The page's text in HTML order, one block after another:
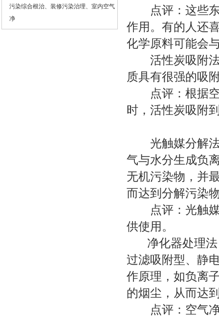
污染综合根治、装修污染治理、室内空气
净
点评：这些东
作用。有的人还
化学原料可能会
活性炭吸附法
质具有很强的吸
点评：根据空
时，活性炭吸附
光触媒分解法
气与水分生成负
无机污染物，并
而达到分解污染
点评：光触媒
供使用。
净化器处理
过滤吸附型、静
作原理，如负离
的烟尘，从而达
点评：空气净